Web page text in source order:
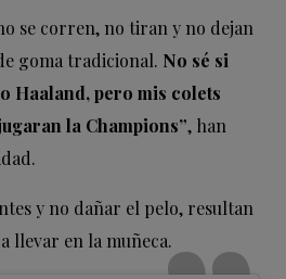
se corren, no tiran y no dejan
goma tradicional. No sé si
Haaland, pero mis colets
la Champions”, han
y no dañar el pelo, resultan
llevar en la muñeca.